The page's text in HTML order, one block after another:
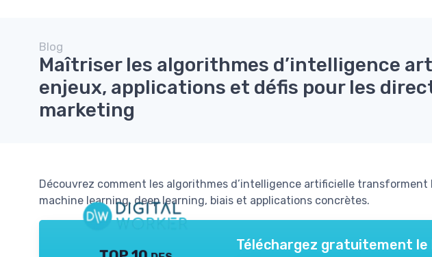
Blog
Maîtriser les algorithmes d’intelligence
enjeux, applications et défis pour les
marketing
Découvrez comment les algorithmes d’intelligence artificielle
machine learning, deep learning, biais et applications concrètes.
Téléchargez gratuitement le